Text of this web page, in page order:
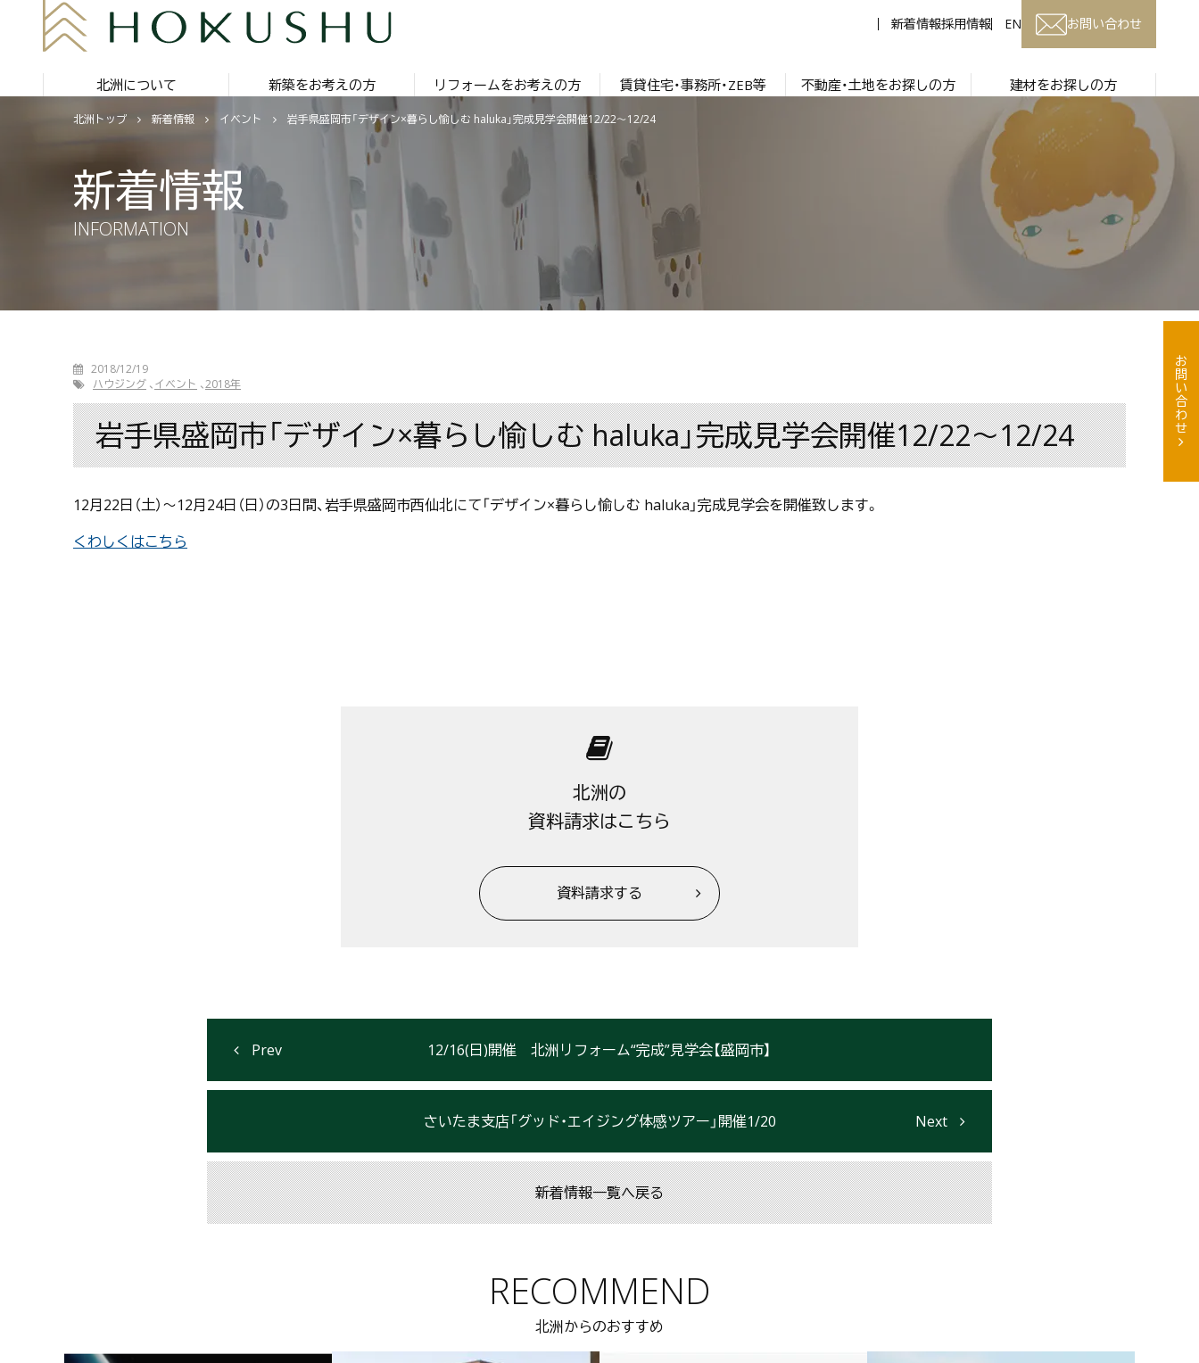
新着情報採用情報 EN お問い合わせ
北洲について 新築をお考えの方 リフォームをお考えの方 賃貸住宅・事務所・ZEB等 不動産・土地をお探しの方 建材をお探しの方
北洲トップ 新着情報 イベント 岩手県盛岡市「デザイン×暮らし愉しむ haluka」完成見学会開催12/22〜12/24
新着情報
INFORMATION
2018/12/19
ハウジング イベント 2018年
岩手県盛岡市「デザイン×暮らし愉しむ haluka」完成見学会開催12/22〜12/24
12月22日（土）〜12月24日（日）の3日間、岩手県盛岡市西仙北にて「デザイン×暮らし愉しむ haluka」完成見学会を開催致します。
くわしくはこちら
北洲の
資料請求はこちら
資料請求する
12/16(日)開催 北洲リフォーム“完成”見学会【盛岡市】
さいたま支店「グッド・エイジング体感ツアー」開催1/20
新着情報一覧へ戻る
RECOMMEND
北洲からのおすすめ
お問い合わせ